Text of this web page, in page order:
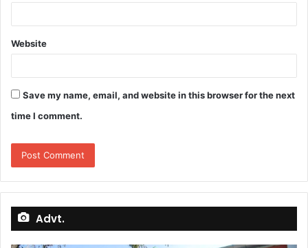
Website
Save my name, email, and website in this browser for the next
time I comment.
Advt.